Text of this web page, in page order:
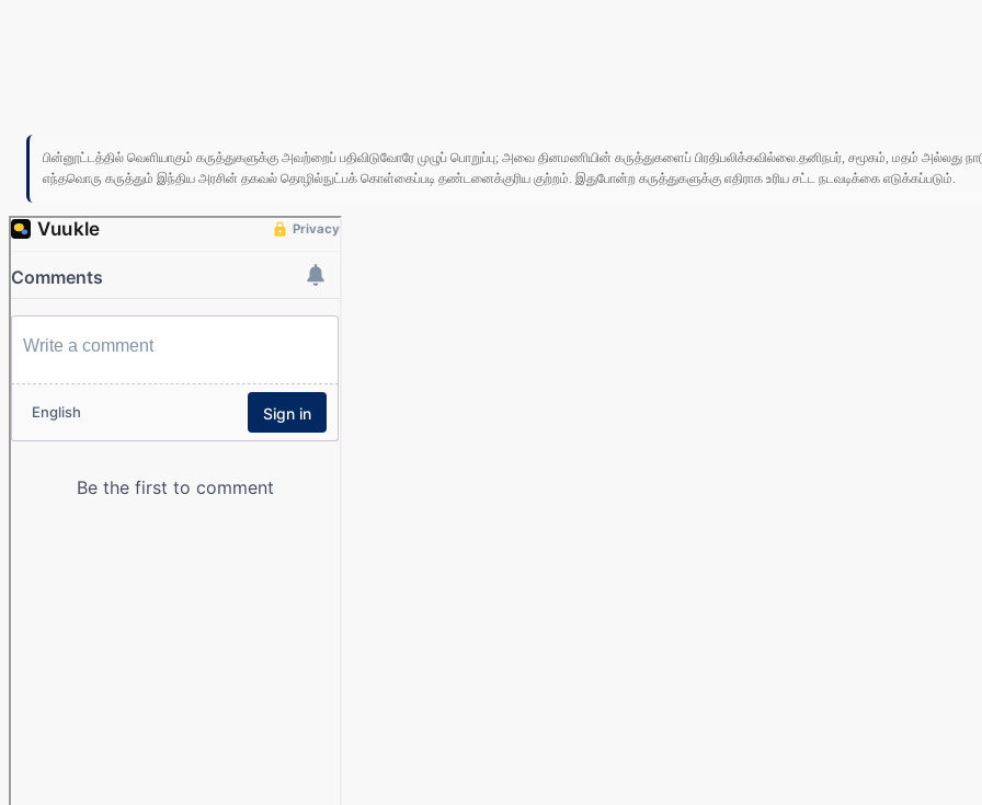
பின்னூட்டத்தில் வெளியாகும் கருத்துகளுக்கு அவற்றைப் பதிவிடுவோரே முழுப் பொறுப்பு; அவை தினமணியின் கருத்துகளைப் பிரதிபலிக்கவில்லை.தனிநபர், சமூகம், மதம் அல்லது
எந்தவொரு கருத்தும் இந்திய அரசின் தகவல் தொழில்நுட்பக் கொள்கைப்படி தண்டனைக்குரிய குற்றம். இதுபோன்ற கருத்துகளுக்கு எதிராக உரிய சட்ட நடவடிக்கை எடுக்கப்படும்.